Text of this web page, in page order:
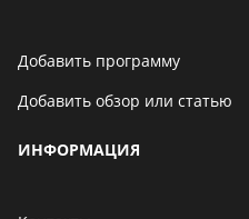
Добавить программу
Добавить обзор или статью
ИНФОРМАЦИЯ